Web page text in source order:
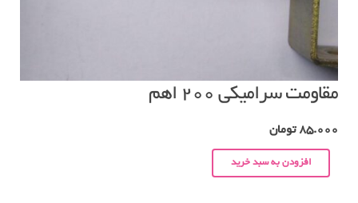
مقاومت سرامیکی ۲۰۰ اهم
85.000 تومان
افزودن به سبد خرید